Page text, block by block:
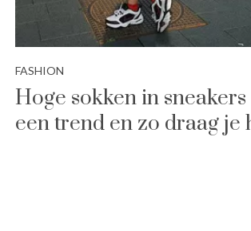
FASHION
Hoge sokken in
een trend en zo draag je